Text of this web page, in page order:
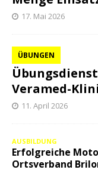
17. Mai 2026
Veramed-
ÜBUNGEN
11. April 2026
AUSBILDUNG
Erfolgreiche
Ortsverband